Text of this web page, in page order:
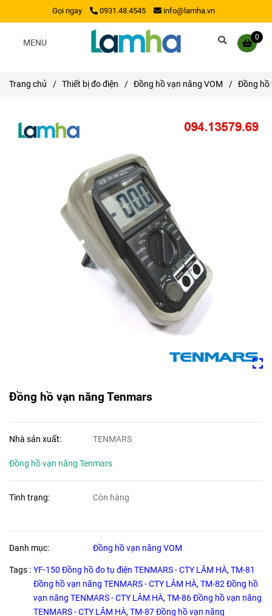
Gọi ngay 0931.48.4545 info@lamha.vn
0
MENU
Trang chủ / Thiết bị đo điện / Đồng hồ vạn năng VOM / Đồng hồ
Đồng hồ vạn năng Tenmars
Nhà sản xuất: TENMARS
Đồng hồ vạn năng Tenmars
Tình trạng: Còn hàng
Danh mục: Đồng hồ vạn năng VOM
Tags : YF-150 Đồng hồ đo tụ điện TENMARS - CTY LÂM HÀ,TM-81
Đồng hồ vạn năng TENMARS - CTY LÂM HÀ,TM-82 Đồng hồ
vạn năng TENMARS - CTY LÂM HÀ,TM-86 Đồng hồ vạn năng
TENMARS - CTY LÂM HÀ,TM-87 Đồng hồ vạn năng